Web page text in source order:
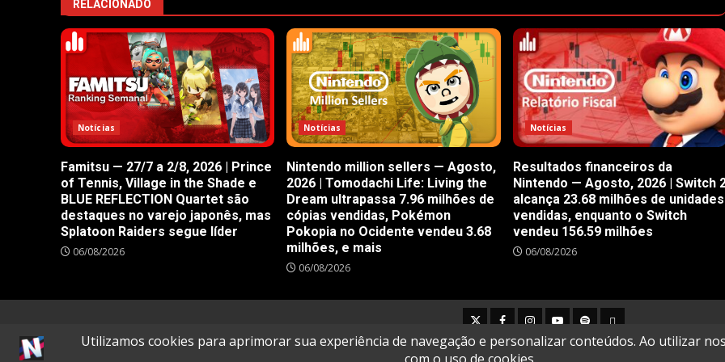
RELACIONADO
Notícias
Famitsu — 27/7 a 2/8, 2026 | Prince
of Tennis, Village in the Shade e
BLUE REFLECTION Quartet são
destaques no varejo japonês, mas
Splatoon Raiders segue líder
06/08/2026
Notícias
Nintendo million sellers — Agosto,
2026 | Tomodachi Life: Living the
Dream ultrapassa 7.96 milhões de
cópias vendidas, Pokémon
Pokopia no Ocidente vendeu 3.68
milhões, e mais
06/08/2026
Notícias
Resultados financeiros da
Nintendo — Agosto, 2026 | Switch
alcança 23.68 milhões de unidades
vendidas, enquanto o Switch
vendeu 156.59 milhões
06/08/2026
TwitterFacebook
Instagram
YoutubeSpotifyCookie
Policy
Copyright © All rights reserved.